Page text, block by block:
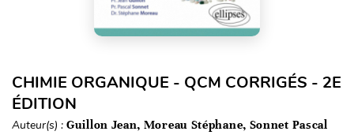
CHIMIE ORGANIQUE - QCM CORRIGÉS - 2E
ÉDITION
Auteur(s) : Guillon Jean, Moreau Stéphane, Sonnet Pascal